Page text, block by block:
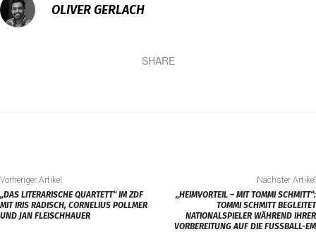
OLIVER GERLACH
SHARE
Vorheriger Artikel
„DAS LITERARISCHE QUARTETT“ IM ZDF
MIT IRIS RADISCH, CORNELIUS POLLMER
UND JAN FLEISCHHAUER
Nächster Artikel
„HEIMVORTEIL – MIT TOMMI SCHMITT“:
TOMMI SCHMITT BEGLEITET
NATIONALSPIELER WÄHREND IHRER
VORBEREITUNG AUF DIE FUSSBALL-EM